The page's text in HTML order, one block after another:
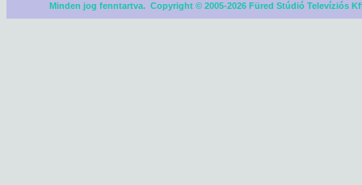
Minden jog fenntartva. Copyright © 2005-2026 Füred Stúdió Televíziós